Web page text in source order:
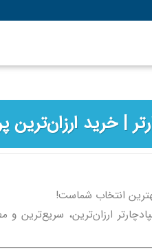
انتخاب شماست!
ارزان‌ترین، سریع‌ترین و